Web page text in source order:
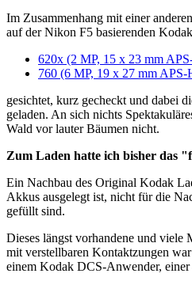
Im Zusammenhang mit einer
auf der Nikon F5 basierenden
620x (2 MP, 15 x 23 mm
760 (6 MP, 19 x 27 mm APS-
gesichtet, kurz gecheckt und dabei
geladen. An sich nichts
Wald vor lauter Bäumen nicht.
Zum Laden hatte ich bisher das
Ein Nachbau des Original Kodak
Akkus ausgelegt ist, nicht für die
gefüllt sind.
Dieses längst vorhandene und viele
mit verstellbaren Kontaktzungen
einem Kodak DCS-Anwender,